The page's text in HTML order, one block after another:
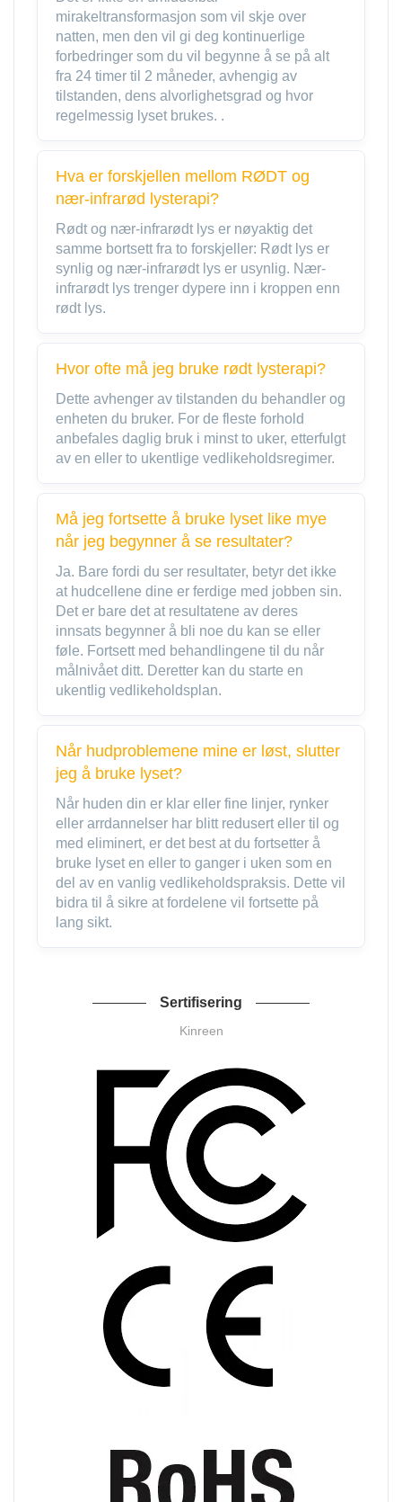
mirakeltransformasjon som vil skje over
natten, men den vil gi deg kontinuerlige
forbedringer som du vil begynne å se på alt
fra 24 timer til 2 måneder, avhengig av
tilstanden, dens alvorlighetsgrad og hvor
regelmessig lyset brukes. .
Hva er forskjellen mellom RØDT og
nær-infrarød lysterapi?
Rødt og nær-infrarødt lys er nøyaktig det
samme bortsett fra to forskjeller: Rødt lys er
synlig og nær-infrarødt lys er usynlig. Nær-
infrarødt lys trenger dypere inn i kroppen enn
rødt lys.
Hvor ofte må jeg bruke rødt lysterapi?
Dette avhenger av tilstanden du behandler og
enheten du bruker. For de fleste forhold
anbefales daglig bruk i minst to uker, etterfulgt
av en eller to ukentlige vedlikeholdsregimer.
Må jeg fortsette å bruke lyset like mye
når jeg begynner å se resultater?
Ja. Bare fordi du ser resultater, betyr det ikke
at hudcellene dine er ferdige med jobben sin.
Det er bare det at resultatene av deres
innsats begynner å bli noe du kan se eller
føle. Fortsett med behandlingene til du når
målnivået ditt. Deretter kan du starte en
ukentlig vedlikeholdsplan.
Når hudproblemene mine er løst, slutter
jeg å bruke lyset?
Når huden din er klar eller fine linjer, rynker
eller arrdannelser har blitt redusert eller til og
med eliminert, er det best at du fortsetter å
bruke lyset en eller to ganger i uken som en
del av en vanlig vedlikeholdspraksis. Dette vil
bidra til å sikre at fordelene vil fortsette på
lang sikt.
Sertifisering
Kinreen